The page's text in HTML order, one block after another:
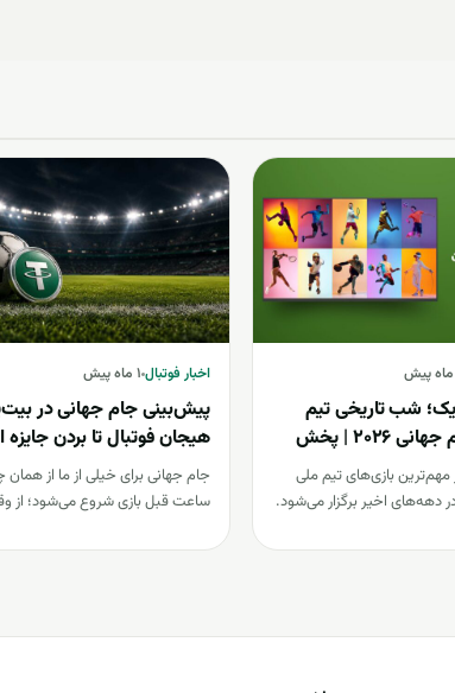
شب تاریخی تیم
ملی در جام جهانی 2026 | پخش
اسپرتبازی‌های تیم ملی
دهه‌های اخیر برگزار می‌شود.
اخبار فوتبال ۱ ماه پیش
پیش‌بینی جام جهانی در
هیجان فوتبال تا بردن جایزه
دیجیتال | رایگان
جام جهانی برای خیلی از ما از همان
ساعت قبل بازی شروع می‌شود؛ از